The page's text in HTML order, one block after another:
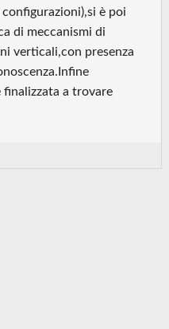
è poi
di meccanismi di
verticali,con presenza
finalizzata a trovare